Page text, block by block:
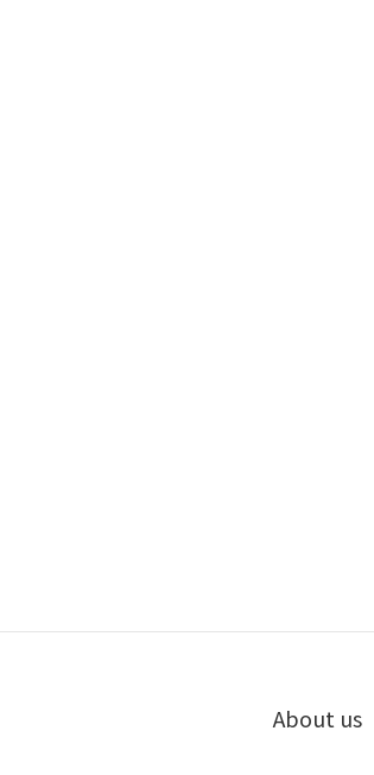
About us